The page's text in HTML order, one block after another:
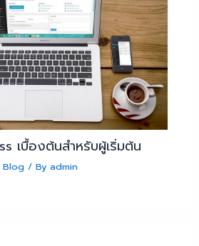
เบื้องต้นสำหรับผู้เริ่มต้น
Blog / Byadmin